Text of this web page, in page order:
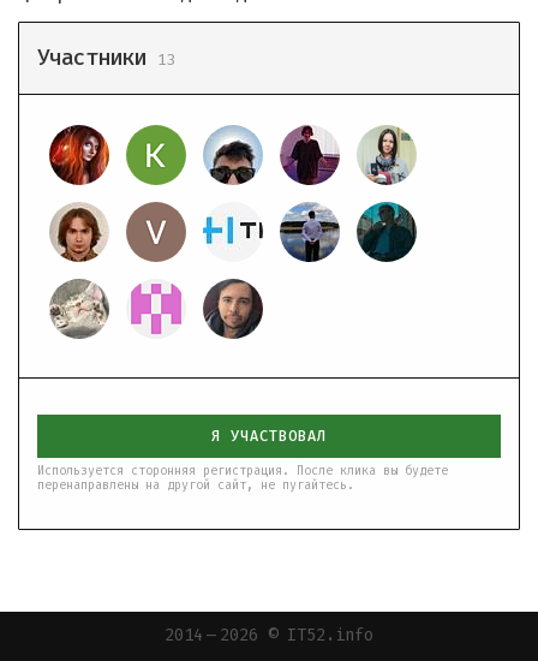
Участники 13
Я УЧАСТВОВАЛ
Используется сторонняя регистрация. После клика вы будете
перенаправлены на другой сайт, не пугайтесь.
2014 — 2026 © IT52.info